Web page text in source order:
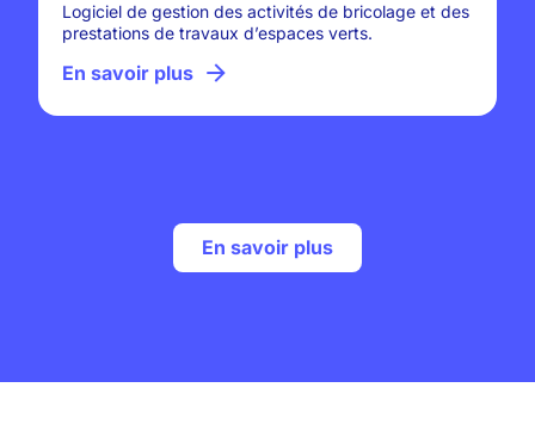
Logiciel de gestion des activités de bricolage et des
prestations de travaux d’espaces verts.
En savoir plus
En savoir plus